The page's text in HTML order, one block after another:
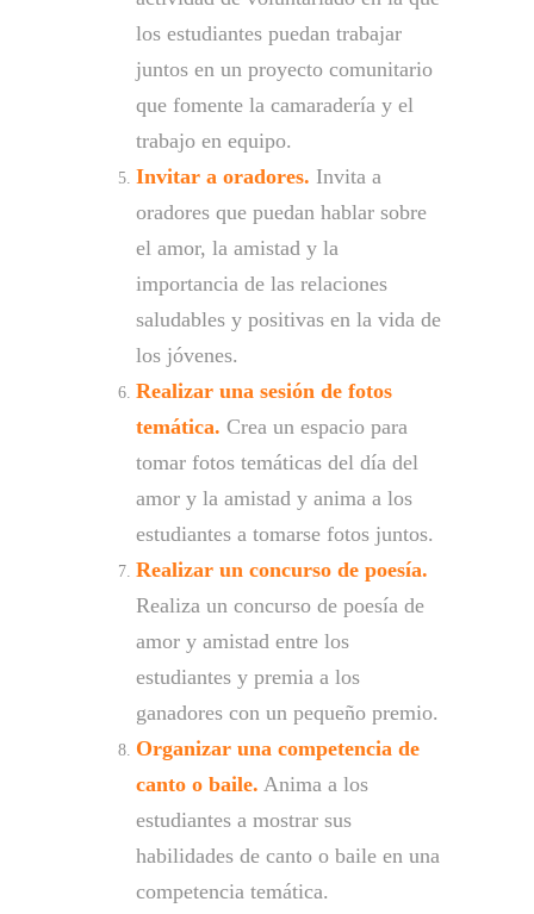
los estudiantes puedan trabajar
juntos en un proyecto comunitario
que fomente la camaradería y el
trabajo en equipo.
Invitar a oradores. Invita a
oradores que puedan hablar sobre
el amor, la amistad y la
importancia de las relaciones
saludables y positivas en la vida de
los jóvenes.
Realizar una sesión de fotos
temática. Crea un espacio para
tomar fotos temáticas del día del
amor y la amistad y anima a los
estudiantes a tomarse fotos juntos.
Realizar un concurso de poesía.
Realiza un concurso de poesía de
amor y amistad entre los
estudiantes y premia a los
ganadores con un pequeño premio.
Organizar una competencia de
canto o baile. Anima a los
estudiantes a mostrar sus
habilidades de canto o baile en una
competencia temática.